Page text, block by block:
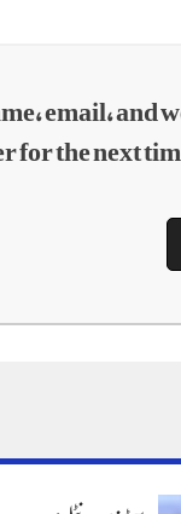
email, and
for the next